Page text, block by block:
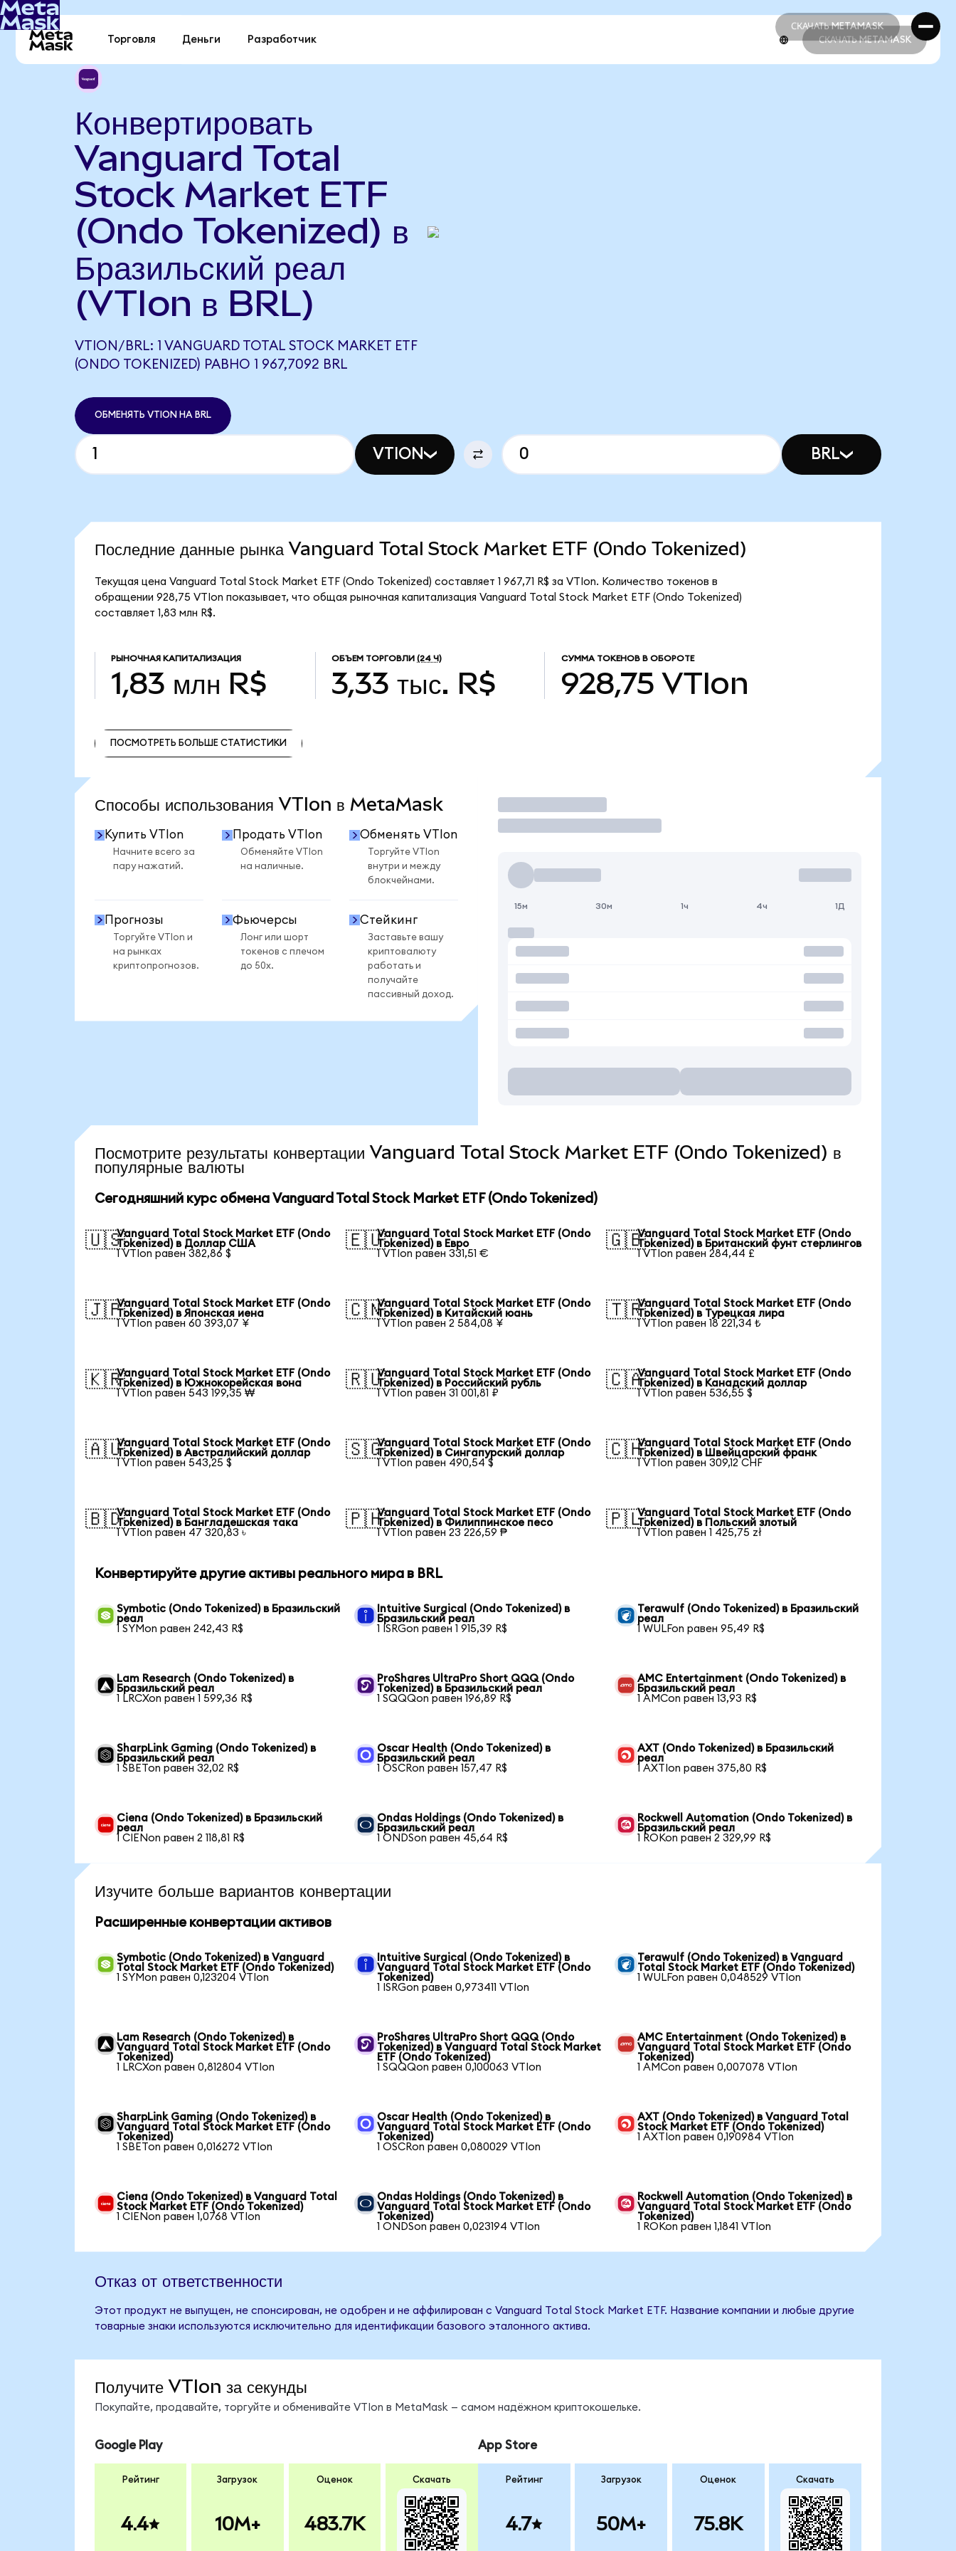
СКАЧАТЬ METAMASK
СКАЧАТЬ METAMASK
Торговля Деньги Разработчик СКАЧАТЬ METAMASK
Конвертировать
Vanguard Total
Stock Market ETF
(Ondo Tokenized) в
Бразильский реал
(VTIon в BRL)
VTION/BRL: 1 VANGUARD TOTAL STOCK MARKET ETF
(ONDO TOKENIZED) РАВНО 1 967,7092 BRL
ОБМЕНЯТЬ VTION НА BRL
VTION BRL
Последние данные рынка Vanguard Total Stock Market ETF (Ondo Tokenized)
Текущая цена Vanguard Total Stock Market ETF (Ondo Tokenized) составляет 1 967,71 R$ за VTIon. Количество токенов в
обращении 928,75 VTIon показывает, что общая рыночная капитализация Vanguard Total Stock Market ETF (Ondo Tokenized)
составляет 1,83 млн R$.
РЫНОЧНАЯ КАПИТАЛИЗАЦИЯ
1,83 млн R$
ОБЪЕМ ТОРГОВЛИ (24 Ч)
3,33 тыс. R$
СУММА ТОКЕНОВ В ОБОРОТЕ
928,75 VTIon
ПОСМОТРЕТЬ БОЛЬШЕ СТАТИСТИКИ
Способы использования VTIon в MetaMask
Купить VTIon
Начните всего за
пару нажатий.
Продать VTIon
Обменяйте VTIon
на наличные.
Обменять VTIon
Торгуйте VTIon
внутри и между
блокчейнами.
Прогнозы
Торгуйте VTIon и
на рынках
криптопрогнозов.
Фьючерсы
Лонг или шорт
токенов с плечом
до 50x.
Стейкинг
Заставьте вашу
криптовалюту
работать и
получайте
пассивный доход.
Торговать
15м 30м 1ч 4ч 1Д
Посмотрите результаты конвертации Vanguard Total Stock Market ETF (Ondo Tokenized) в
популярные валюты
Сегодняшний курс обмена Vanguard Total Stock Market ETF (Ondo Tokenized)
🇺🇸Vanguard Total Stock Market ETF (Ondo
Tokenized) в Доллар США
1 VTIon равен 382,86 $
🇪🇺Vanguard Total Stock Market ETF (Ondo
Tokenized) в Евро
1 VTIon равен 331,51 €
🇬🇧Vanguard Total Stock Market ETF (Ondo
Tokenized) в Британский фунт стерлингов
1 VTIon равен 284,44 £
🇯🇵Vanguard Total Stock Market ETF (Ondo
Tokenized) в Японская иена
1 VTIon равен 60 393,07 ¥
🇨🇳Vanguard Total Stock Market ETF (Ondo
Tokenized) в Китайский юань
1 VTIon равен 2 584,08 ¥
🇹🇷Vanguard Total Stock Market ETF (Ondo
Tokenized) в Турецкая лира
1 VTIon равен 18 221,34 ₺
🇰🇷Vanguard Total Stock Market ETF (Ondo
Tokenized) в Южнокорейская вона
1 VTIon равен 543 199,35 ₩
🇷🇺Vanguard Total Stock Market ETF (Ondo
Tokenized) в Российский рубль
1 VTIon равен 31 001,81 ₽
🇨🇦Vanguard Total Stock Market ETF (Ondo
Tokenized) в Канадский доллар
1 VTIon равен 536,55 $
🇦🇺Vanguard Total Stock Market ETF (Ondo
Tokenized) в Австралийский доллар
1 VTIon равен 543,25 $
🇸🇬Vanguard Total Stock Market ETF (Ondo
Tokenized) в Сингапурский доллар
1 VTIon равен 490,54 $
🇨🇭Vanguard Total Stock Market ETF (Ondo
Tokenized) в Швейцарский франк
1 VTIon равен 309,12 CHF
🇧🇩Vanguard Total Stock Market ETF (Ondo
Tokenized) в Бангладешская така
1 VTIon равен 47 320,83 ৳
🇵🇭Vanguard Total Stock Market ETF (Ondo
Tokenized) в Филиппинское песо
1 VTIon равен 23 226,59 ₱
🇵🇱Vanguard Total Stock Market ETF (Ondo
Tokenized) в Польский злотый
1 VTIon равен 1 425,75 zł
Конвертируйте другие активы реального мира в BRL
Symbotic (Ondo Tokenized) в Бразильский
реал
1 SYMon равен 242,43 R$
Intuitive Surgical (Ondo Tokenized) в
Бразильский реал
1 ISRGon равен 1 915,39 R$
Terawulf (Ondo Tokenized) в Бразильский
реал
1 WULFon равен 95,49 R$
Lam Research (Ondo Tokenized) в
Бразильский реал
1 LRCXon равен 1 599,36 R$
ProShares UltraPro Short QQQ (Ondo
Tokenized) в Бразильский реал
1 SQQQon равен 196,89 R$
AMC Entertainment (Ondo Tokenized) в
Бразильский реал
1 AMCon равен 13,93 R$
SharpLink Gaming (Ondo Tokenized) в
Бразильский реал
1 SBETon равен 32,02 R$
Oscar Health (Ondo Tokenized) в
Бразильский реал
1 OSCRon равен 157,47 R$
AXT (Ondo Tokenized) в Бразильский
реал
1 AXTIon равен 375,80 R$
Ciena (Ondo Tokenized) в Бразильский
реал
1 CIENon равен 2 118,81 R$
Ondas Holdings (Ondo Tokenized) в
Бразильский реал
1 ONDSon равен 45,64 R$
Rockwell Automation (Ondo Tokenized) в
Бразильский реал
1 ROKon равен 2 329,99 R$
Изучите больше вариантов конвертации
Расширенные конвертации активов
Symbotic (Ondo Tokenized) в Vanguard
Total Stock Market ETF (Ondo Tokenized)
1 SYMon равен 0,123204 VTIon
Intuitive Surgical (Ondo Tokenized) в
Vanguard Total Stock Market ETF (Ondo
Tokenized)
1 ISRGon равен 0,973411 VTIon
Terawulf (Ondo Tokenized) в Vanguard
Total Stock Market ETF (Ondo Tokenized)
1 WULFon равен 0,048529 VTIon
Lam Research (Ondo Tokenized) в
Vanguard Total Stock Market ETF (Ondo
Tokenized)
1 LRCXon равен 0,812804 VTIon
ProShares UltraPro Short QQQ (Ondo
Tokenized) в Vanguard Total Stock Market
ETF (Ondo Tokenized)
1 SQQQon равен 0,100063 VTIon
AMC Entertainment (Ondo Tokenized) в
Vanguard Total Stock Market ETF (Ondo
Tokenized)
1 AMCon равен 0,007078 VTIon
SharpLink Gaming (Ondo Tokenized) в
Vanguard Total Stock Market ETF (Ondo
Tokenized)
1 SBETon равен 0,016272 VTIon
Oscar Health (Ondo Tokenized) в
Vanguard Total Stock Market ETF (Ondo
Tokenized)
1 OSCRon равен 0,080029 VTIon
AXT (Ondo Tokenized) в Vanguard Total
Stock Market ETF (Ondo Tokenized)
1 AXTIon равен 0,190984 VTIon
Ciena (Ondo Tokenized) в Vanguard Total
Stock Market ETF (Ondo Tokenized)
1 CIENon равен 1,0768 VTIon
Ondas Holdings (Ondo Tokenized) в
Vanguard Total Stock Market ETF (Ondo
Tokenized)
1 ONDSon равен 0,023194 VTIon
Rockwell Automation (Ondo Tokenized) в
Vanguard Total Stock Market ETF (Ondo
Tokenized)
1 ROKon равен 1,1841 VTIon
Отказ от ответственности
Этот продукт не выпущен, не спонсирован, не одобрен и не аффилирован с Vanguard Total Stock Market ETF. Название компании и любые другие
товарные знаки используются исключительно для идентификации базового эталонного актива.
Получите VTIon за секунды
Покупайте, продавайте, торгуйте и обменивайте VTIon в MetaMask — самом надёжном криптокошельке.
Google Play
Рейтинг
4.4
Загрузок
10M+
Оценок
483.7K
Скачать
App Store
Рейтинг
4.7
Загрузок
50M+
Оценок
75.8K
Скачать